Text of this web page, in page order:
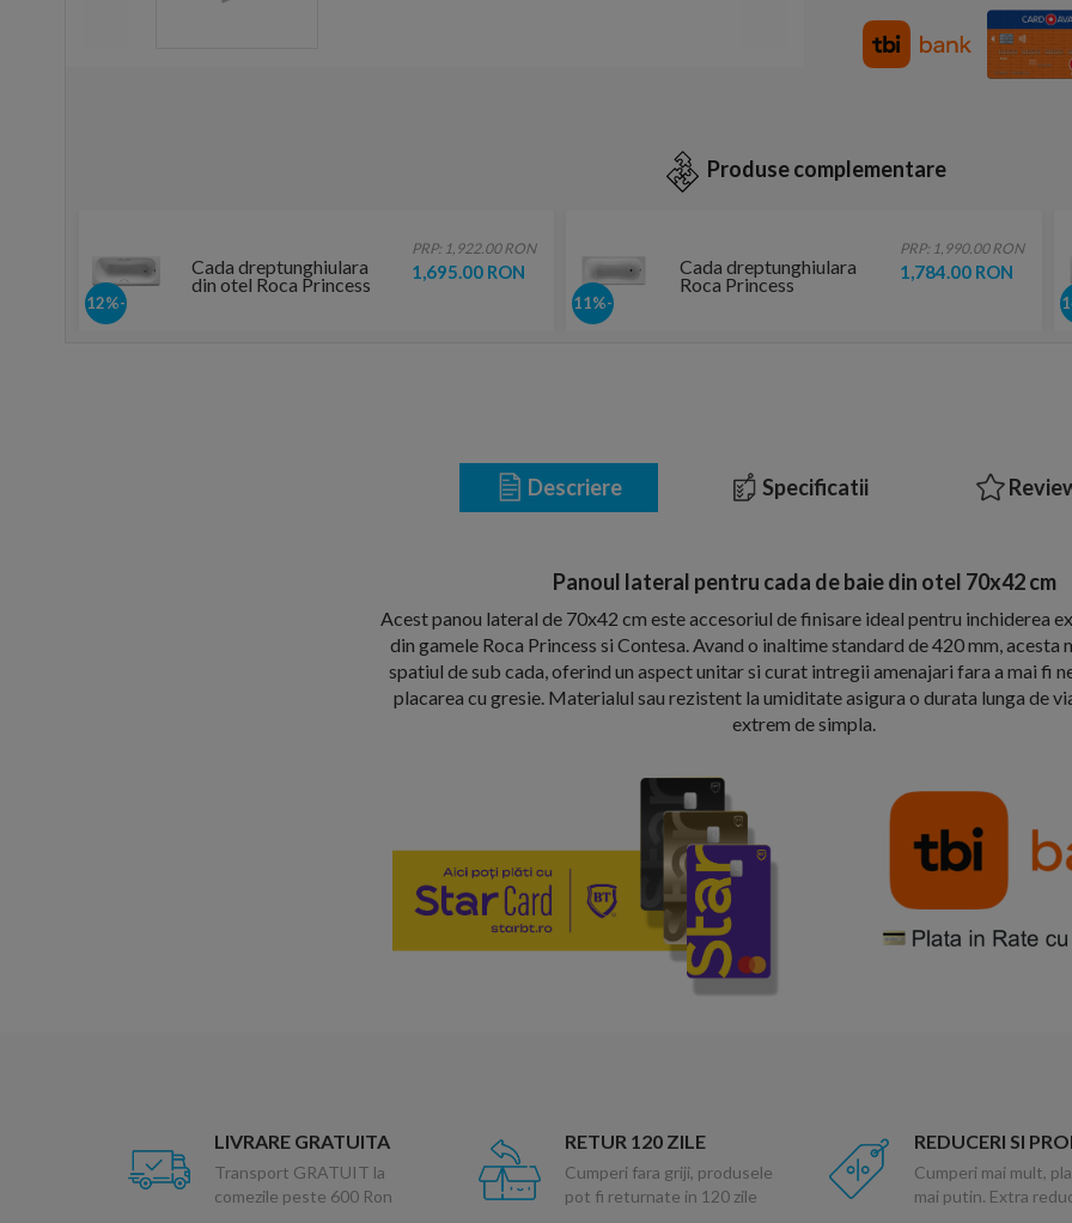
Produse complementare
-11%
Cada dreptunghiulara
Roca Princess
PRP: 1,990.00 RON
1,784.00 RON
-12%
Cada dreptunghiulara
din otel Roca Princess
PRP: 1,922.00 RON
1,695.00 RON
Descriere Specificatii
Panoul lateral pentru cada de baie din otel 70x42 cm
Acest panou lateral de 70x42 cm este accesoriul de finisare ideal pentru inchiderea
din gamele Roca Princess si Contesa. Avand o inaltime standard de 420 mm, acesta
spatiul de sub cada, oferind un aspect unitar si curat intregii amenajari fara a mai fi
placarea cu gresie. Materialul sau rezistent la umiditate asigura o durata lunga de
extrem de simpla.
LIVRARE GRATUITA
Transport GRATUIT la
comezile peste 600 Ron
RETUR 120 ZILE
Cumperi fara griji, produsele
pot fi returnate in 120 zile
REDUCERI SI
Cumperi mai mult,
mai putin. Extra